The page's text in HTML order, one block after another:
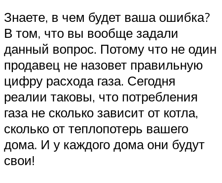
Знаете, в чем будет ваша ошибка?
В том, что вы вообще задали
данный вопрос. Потому что не один
продавец не назовет правильную
цифру расхода газа. Сегодня
реалии таковы, что потребления
газа не сколько зависит от котла,
сколько от теплопотерь вашего
дома. И у каждого дома они будут
свои!